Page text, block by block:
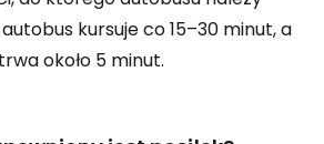
kursuje co 15–30 minut, a
około 5 minut.